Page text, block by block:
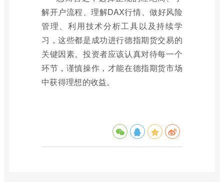
解开户流程、理解DAX行情、做好风险
管理、利用技术分析工具以及持续学
习，这些都是成功进行德指期货交易的
关键因素。投资者应该认真对待每一个
环节，谨慎操作，才能在德指期货市场
中获得理想的收益。